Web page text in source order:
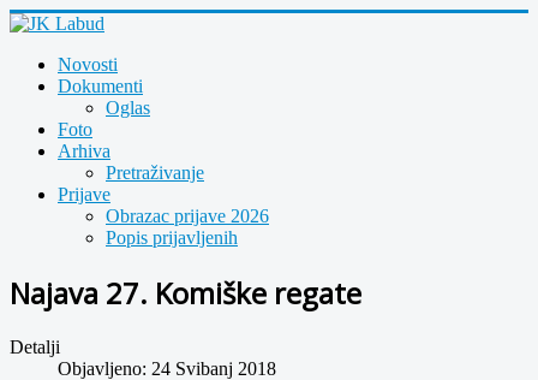
Novosti
Dokumenti
Oglas
Foto
Arhiva
Pretraživanje
Prijave
Obrazac prijave 2026
Popis prijavljenih
Najava 27. Komiške regate
Detalji
Objavljeno: 24 Svibanj 2018